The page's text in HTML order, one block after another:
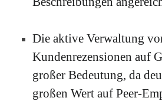
Die aktive Verwaltung
Kundenrezensionen auf
großer Bedeutung, da
großen Wert auf Peer-